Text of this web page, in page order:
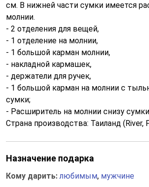
см. В нижней части сумки имеется
молнии.
- 2 отделения для вещей,
- 1 отделение на молнии,
- 1 большой карман молнии,
- накладной кармашек,
- держатели для ручек,
- 1 большой карман на молнии с
сумки;
- Расширитель на молнии снизу
Страна производства: Таиланд (River,
Назначение подарка
Кому дарить:любимым, мужчине